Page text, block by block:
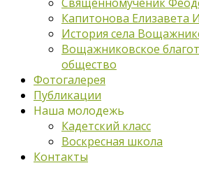
Капитонова Елизавета
История села
Вощажниковское
общество
Фотогалерея
Публикации
Наша молодежь
Кадетский класс
Воскресная школа
Контакты